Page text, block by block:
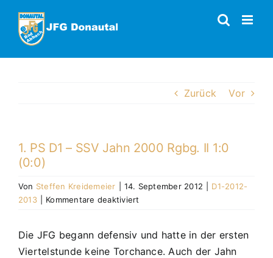
Inhalt
springen
Zurück Vor
1. PS D1 – SSV Jahn 2000 Rgbg. II 1:0
(0:0)
Von Steffen Kreidemeier 14. September 2012
D1-2012-
2013
Kommentare deaktiviert
D1
–
Die JFG begann defensiv und hatte in der ersten
Viertelstunde keine Torchance. Auch der Jahn